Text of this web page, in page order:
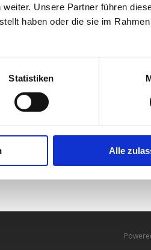
Unsere Partner führen
haben oder die sie im
Statistiken
Alle